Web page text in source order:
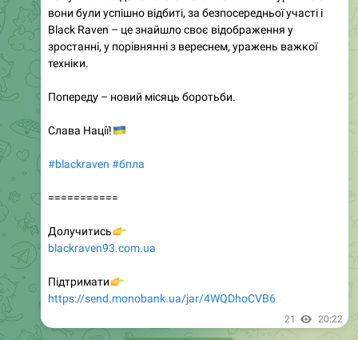
вони були успішно відбиті, за безпосередньої участі і
Black Raven – це знайшло своє відображення у
зростанні, у порівнянні з вереснем, уражень важкої
техніки.
Попереду – новий місяць боротьби.
Слава Нації!
🇺🇦
#blackraven #бпла
===========
Долучитись
👉
blackraven93.com.ua
Підтримати
https://send.monobank.ua/jar/4WQDhoCVB6
21 20:22